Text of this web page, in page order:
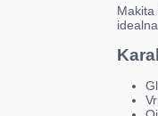
Makita